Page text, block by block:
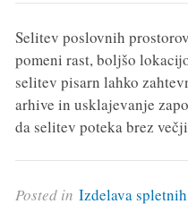
Selitev poslovnih
pomeni rast, boljšo
selitev pisarn lahko
arhive in usklajevanje
da selitev poteka brez
Posted in Izdelava